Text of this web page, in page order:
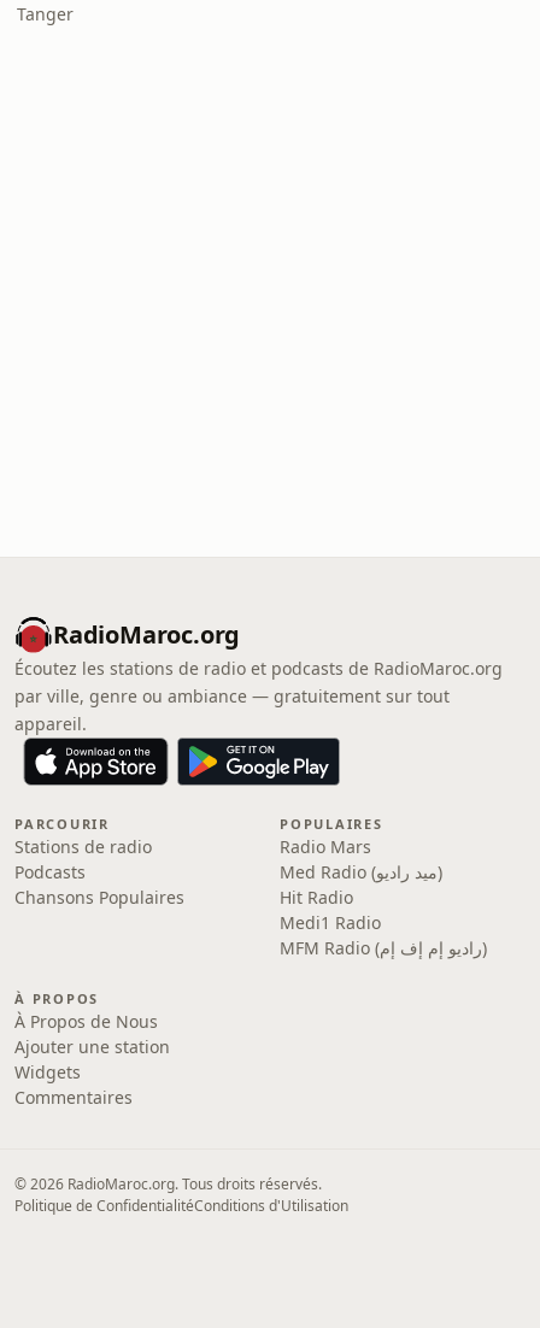
Tanger
RadioMaroc.org
Écoutez les stations de radio et podcasts de RadioMaroc.org
par ville, genre ou ambiance — gratuitement sur tout
appareil.
PARCOURIR
Stations de radio
Podcasts
Chansons Populaires
POPULAIRES
Radio Mars
Med Radio (ميد راديو)
Hit Radio
Medi1 Radio
MFM Radio (راديو إم إف إم)
À PROPOS
À Propos de Nous
Ajouter une station
Widgets
Commentaires
© 2026 RadioMaroc.org. Tous droits réservés.
Politique de ConfidentialitéConditions d'Utilisation